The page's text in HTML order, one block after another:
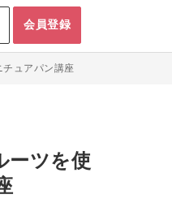
会員登録
ュアパン講座
ーツを使